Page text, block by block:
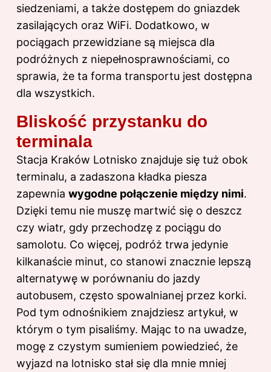
siedzeniami, a także dostępem do gniazdek
zasilających oraz WiFi. Dodatkowo, w
pociągach przewidziane są miejsca dla
podróżnych z niepełnosprawnościami, co
sprawia, że ta forma transportu jest dostępna
dla wszystkich.
Bliskość przystanku do
terminala
Stacja Kraków Lotnisko znajduje się tuż obok
terminalu, a zadaszona kładka piesza
zapewnia wygodne połączenie między nimi.
Dzięki temu nie muszę martwić się o deszcz
czy wiatr, gdy przechodzę z pociągu do
samolotu. Co więcej, podróż trwa jedynie
kilkanaście minut, co stanowi znacznie lepszą
alternatywę w porównaniu do jazdy
autobusem, często spowalnianej przez korki.
Pod tym odnośnikiem znajdziesz artykuł, w
którym o tym pisaliśmy. Mając to na uwadze,
mogę z czystym sumieniem powiedzieć, że
wyjazd na lotnisko stał się dla mnie mniej